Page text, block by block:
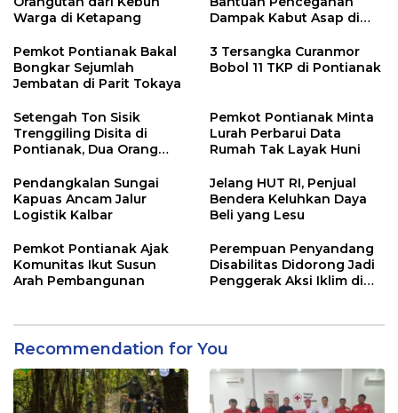
Warga di Ketapang
Dampak Kabut Asap di
Pemkot Pontianak Bakal
Bongkar Sejumlah
Jembatan di Parit Tokaya
3 Tersangka Curanmor
Bobol 11 TKP di Pontianak
Setengah Ton Sisik
Trenggiling Disita di
Pontianak, Dua Orang
Pemkot Pontianak Minta
Lurah Perbarui Data
Rumah Tak Layak Huni
Pendangkalan Sungai
Kapuas Ancam Jalur
Logistik Kalbar
Jelang HUT RI, Penjual
Bendera Keluhkan Daya
Beli yang Lesu
Pemkot Pontianak Ajak
Komunitas Ikut Susun
Arah Pembangunan
Perempuan Penyandang
Disabilitas Didorong Jadi
Penggerak Aksi Iklim di
Recommendation for You